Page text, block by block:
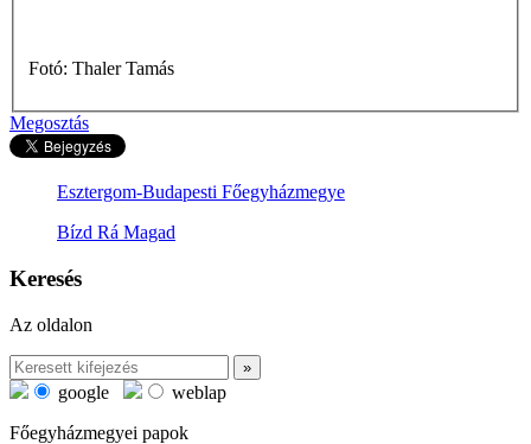
Fotó: Thaler Tamás
Megosztás
Esztergom-Budapesti Főegyházmegye
Bízd Rá Magad
Keresés
Az oldalon
google
weblap
Főegyházmegyei papok